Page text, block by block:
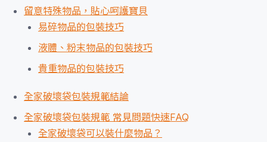
留意特殊物品，貼心呵護寶貝
易碎物品的包裝技巧
液體、粉末物品的包裝技巧
貴重物品的包裝技巧
全家破壞袋包裝規範結論
全家破壞袋包裝規範 常見問題快速FAQ
全家破壞袋可以裝什麼物品？